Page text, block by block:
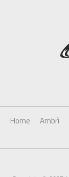
Home Ambrì